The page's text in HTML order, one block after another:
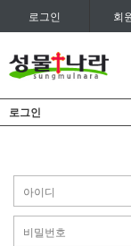
로그인 회
로그인